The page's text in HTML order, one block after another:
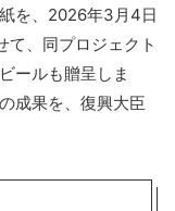
を、2026年3月4日
て、同プロジェクト
ールも贈呈しま
成果を、復興大臣